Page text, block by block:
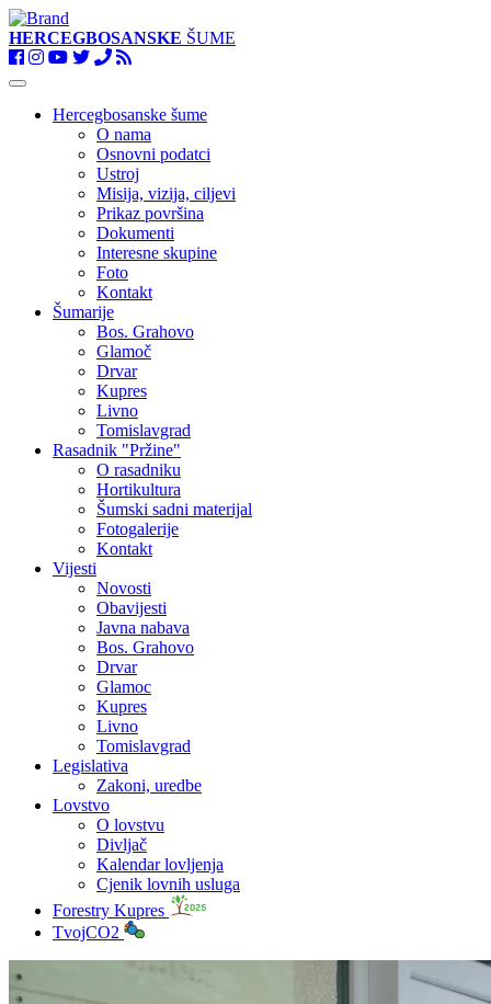
HERCEGBOSANSKE ŠUME
Toggle
navigationHercegbosanske šume
O nama
Osnovni podatci
Ustroj
Misija, vizija, ciljevi
Prikaz površina
Dokumenti
Interesne skupine
Foto
Kontakt
Šumarije
Bos. Grahovo
Glamoč
Drvar
Kupres
Livno
Tomislavgrad
Rasadnik "Pržine"
O rasadniku
Hortikultura
Šumski sadni materijal
Fotogalerije
Kontakt
Vijesti
Novosti
Obavijesti
Javna nabava
Bos. Grahovo
Drvar
Glamoc
Kupres
Livno
Tomislavgrad
Legislativa
Zakoni, uredbe
Lovstvo
O lovstvu
Divljač
Kalendar lovljenja
Cjenik lovnih usluga
Forestry Kupres
TvojCO2